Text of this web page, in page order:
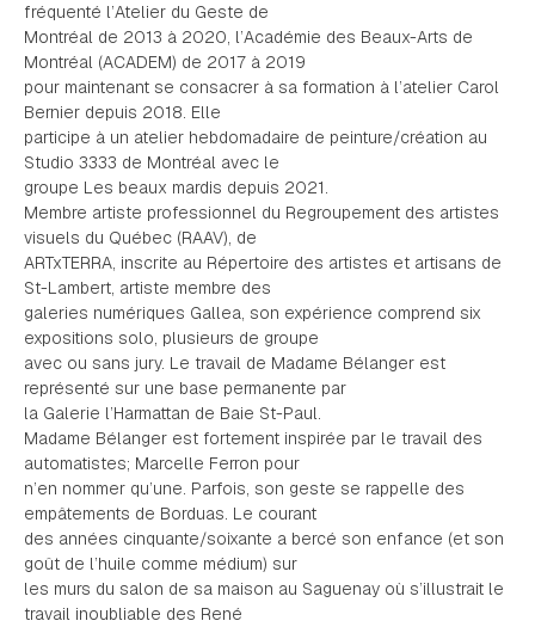
fréquenté l’Atelier du Geste de
Montréal de 2013 à 2020, l’Académie des Beaux-Arts de
Montréal (ACADEM) de 2017 à 2019
pour maintenant se consacrer à sa formation à l’atelier Carol
Bernier depuis 2018. Elle
participe à un atelier hebdomadaire de peinture/création au
Studio 3333 de Montréal avec le
groupe Les beaux mardis depuis 2021.
Membre artiste professionnel du Regroupement des artistes
visuels du Québec (RAAV), de
ARTxTERRA, inscrite au Répertoire des artistes et artisans de
St-Lambert, artiste membre des
galeries numériques Gallea, son expérience comprend six
expositions solo, plusieurs de groupe
avec ou sans jury. Le travail de Madame Bélanger est
représenté sur une base permanente par
la Galerie l’Harmattan de Baie St-Paul.
Madame Bélanger est fortement inspirée par le travail des
automatistes; Marcelle Ferron pour
n’en nommer qu’une. Parfois, son geste se rappelle des
empâtements de Borduas. Le courant
des années cinquante/soixante a bercé son enfance (et son
goût de l’huile comme médium) sur
les murs du salon de sa maison au Saguenay où s’illustrait le
travail inoubliable des René